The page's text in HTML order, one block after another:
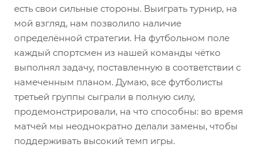
есть свои сильные стороны. Выиграть турнир, на
мой взгляд, нам позволило наличие
определённой стратегии. На футбольном поле
каждый спортсмен из нашей команды чётко
выполнял задачу, поставленную в соответствии с
намеченным планом. Думаю, все футболисты
третьей группы сыграли в полную силу,
продемонстрировали, на что способны: во время
матчей мы неоднократно делали замены, чтобы
поддерживать высокий темп игры.